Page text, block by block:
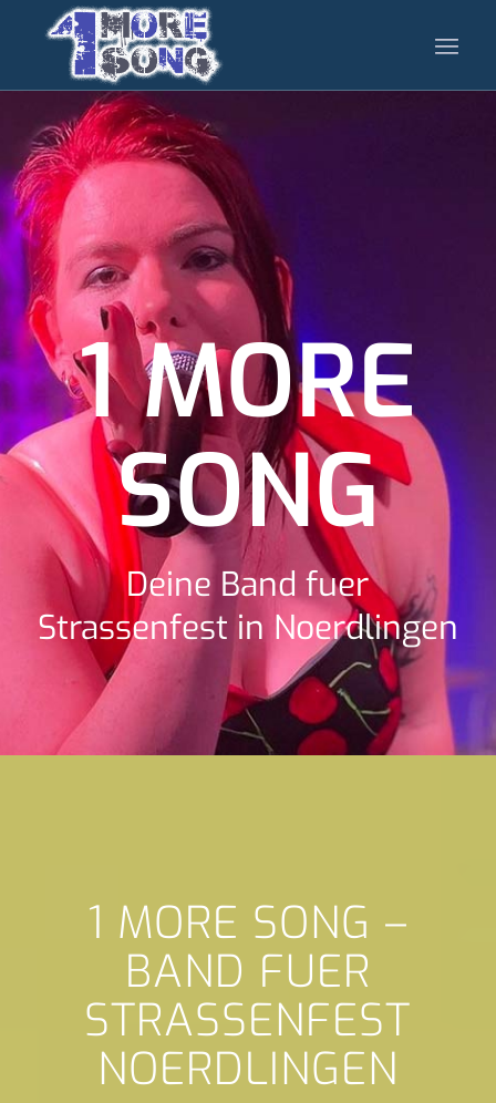
1 MORE
SONG
Deine Band fuer
Strassenfest in Noerdlingen
1 MORE SONG –
BAND FUER
STRASSENFEST
NOERDLINGEN